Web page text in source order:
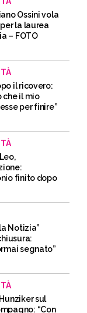
Ossini vola
la laurea
– FOTO
il ricovero:
che il mio
per finire”
finito dopo
Notizia”
segnato”
sul
“Con